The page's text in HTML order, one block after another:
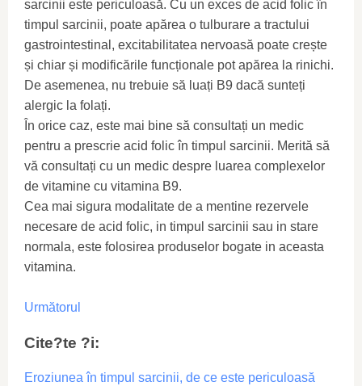
sarcinii este periculoasă. Cu un exces de acid folic în
timpul sarcinii, poate apărea o tulburare a tractului
gastrointestinal, excitabilitatea nervoasă poate crește
și chiar și modificările funcționale pot apărea la rinichi.
De asemenea, nu trebuie să luați B9 dacă sunteți
alergic la folați.
În orice caz, este mai bine să consultați un medic
pentru a prescrie acid folic în timpul sarcinii. Merită să
vă consultați cu un medic despre luarea complexelor
de vitamine cu vitamina B9.
Cea mai sigura modalitate de a mentine rezervele
necesare de acid folic, in timpul sarcinii sau in stare
normala, este folosirea produselor bogate in aceasta
vitamina.
Următorul
Cite?te ?i:
Eroziunea în timpul sarcinii, de ce este periculoasă